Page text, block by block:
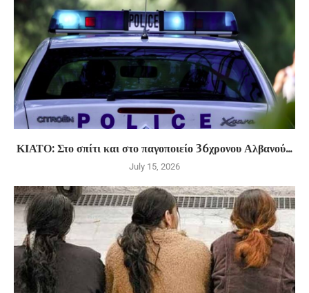
ΚΙΑΤΟ: Στο σπίτι και στο παγοποιείο 36χρονου Αλβανού...
July 15, 2026